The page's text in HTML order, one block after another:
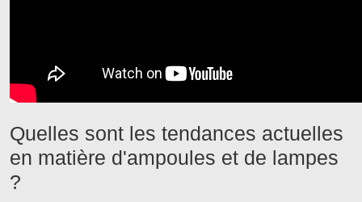
Quelles sont les tendances actuelles
en matière d'ampoules et de lampes
?